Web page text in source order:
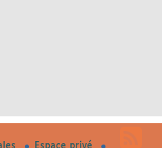
Espace privé